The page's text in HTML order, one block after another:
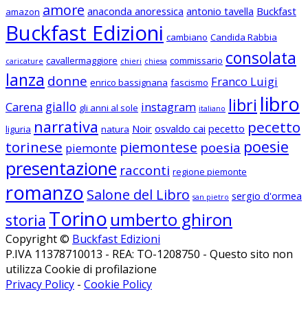
amazon amore anaconda anoressica antonio tavella Buckfast
Buckfast Edizioni cambiano Candida Rabbia
caricature cavallermaggiore chieri chiesa commissario consolata
lanza donne enrico bassignana fascismo Franco Luigi
Carena giallo gli anni al sole instagram italiano libri libro
liguria narrativa natura Noir osvaldo cai pecetto pecetto
torinese piemonte piemontese poesia poesie
presentazione racconti regione piemonte
romanzo Salone del Libro san pietro sergio d'ormea
storia Torino umberto ghiron
Copyright © Buckfast Edizioni
P.IVA 11378710013 - REA: TO-1208750 - Questo sito non
utilizza Cookie di profilazione
Privacy Policy - Cookie Policy